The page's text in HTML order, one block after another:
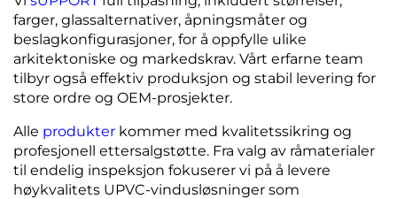
farger, glassalternativer, åpningsmåter og
beslagkonfigurasjoner, for å oppfylle ulike
arkitektoniske og markedskrav. Vårt erfarne team
tilbyr også effektiv produksjon og stabil levering for
store ordre og OEM-prosjekter.
Alle produkter kommer med kvalitetssikring og
profesjonell ettersalgstøtte. Fra valg av råmaterialer
til endelig inspeksjon fokuserer vi på å levere
høykvalitets UPVC-vindusløsninger som